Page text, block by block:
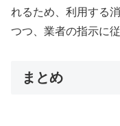
れるため、利用する
つつ、業者の指示に
まとめ